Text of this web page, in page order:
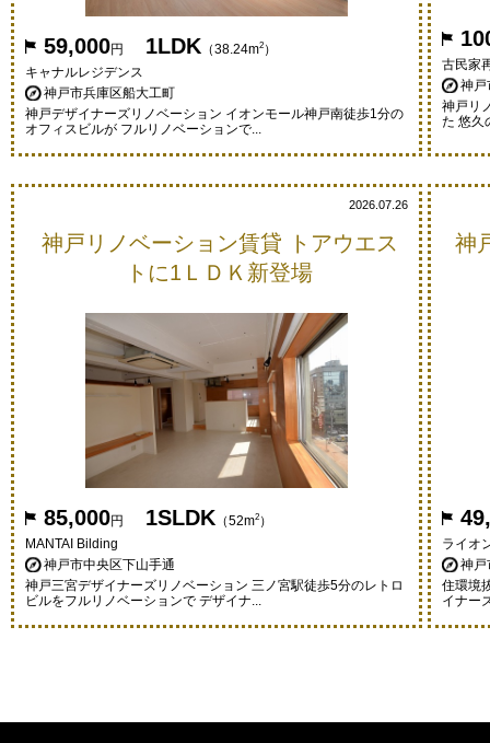
59,000円 1LDK （38.24m2 ）
キャナルレジデンス
神戸市兵庫区船大工町
神戸デザイナーズリノベーション イオンモール神戸南徒歩1分の
オフィスビルが フルリノベーションで...
古民家
神戸
神戸リ
た 悠久
2026.07.26
神戸リノベーション賃貸 トアウエス
トに1ＬＤＫ新登場
85,000円 1SLDK （52m2 ）
MANTAI Bilding
神戸市中央区下山手通
神戸三宮デザイナーズリノベーション 三ノ宮駅徒歩5分のレトロ
ビルをフルリノベーションで デザイナ...
神
ライオ
神戸
住環境
イナー